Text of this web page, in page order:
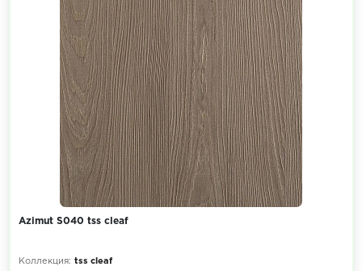
Azimut S040 tss cleaf
Коллекция: tss cleaf